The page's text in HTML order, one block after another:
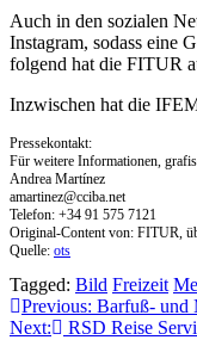
Auch in den sozialen
Instagram, sodass eine
folgend hat die FITUR
Inzwischen hat die
Pressekontakt:
Für weitere Informationen,
Andrea Martínez
amartinez@cciba.net
Telefon: +34 91 575 7121
Original-Content von: FITUR,
Quelle: ots
Tagged: Bild Freizeit
Previous: Barfuß- und
Next:
RSD Reise